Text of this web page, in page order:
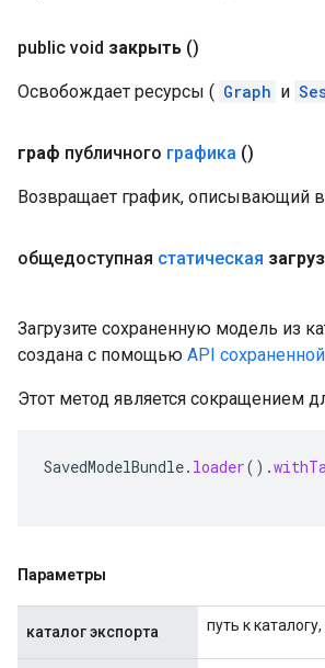
public void закрыть ()
Освобождает ресурсы ( Graph и
граф публичного графика ()
Возвращает график, описывающий
общедоступная статическая
Загрузите сохраненную модель из
создана с помощью API
Этот метод является сокращением
SavedModelBundle. loader().
Параметры
каталог экспорта путь к